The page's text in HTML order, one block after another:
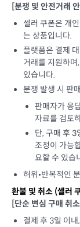
[분쟁 및 안전거래
셀러 쿠폰은 개
는 상품입니다.
플랫폼은 결제
거래를 지원하
있습니다.
분쟁 발생 시 판
판매자가 응
자료를 검토
단, 구매 후 3
조정이 가능
요할 수 있습
허위•반복적인
환불 및 취소 (셀러
[단순 변심 구매 취
결제 후 3일 이